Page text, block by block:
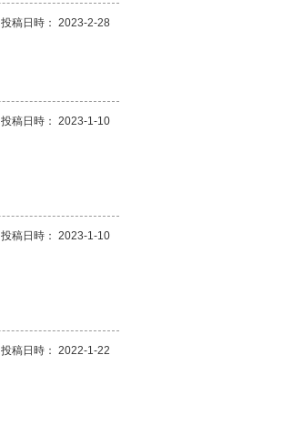
投稿日時： 2023-2-28
投稿日時： 2023-1-10
投稿日時： 2023-1-10
投稿日時： 2022-1-22